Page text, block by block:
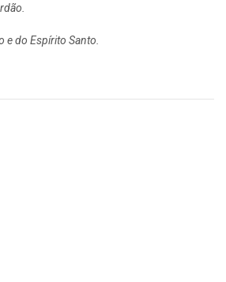
e do Espírito Santo.